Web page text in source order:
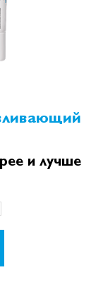
и лучше